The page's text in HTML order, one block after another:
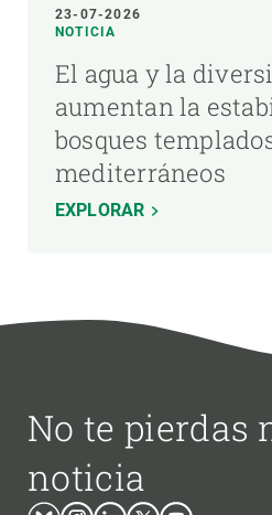
23-07-2026
NOTICIA
El agua y la
aumentan la
bosques
mediterráneos
EXPLORAR
No te pierdas
noticia
BlueskyInstagram
LinkedinTwitterYoutube